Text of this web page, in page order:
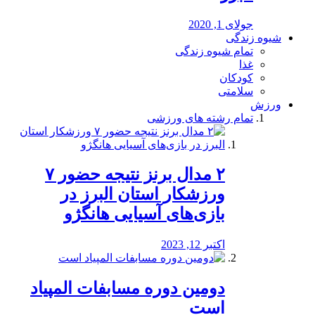
جولای 1, 2020
شیوه زندگی
تمام شیوه زندگی
غذا
کودکان
سلامتی
ورزش
تمام رشته های ورزشی
۲ مدال برنز نتیجه حضور ۷
ورزشکار استان البرز در
بازی‌های آسیایی هانگژو
اکتبر 12, 2023
دومین دوره مسابفات المپیاد
است